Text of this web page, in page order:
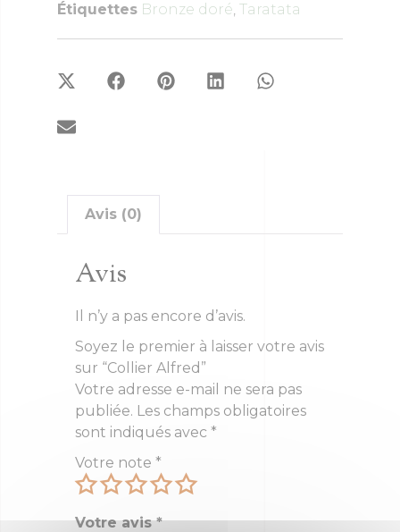
Étiquettes Bronze doré, Taratata
Avis (0)
Avis
Il n’y a pas encore d’avis.
Soyez le premier à laisser votre avis
sur “Collier Alfred”
Votre adresse e-mail ne sera pas
publiée. Les champs obligatoires
sont indiqués avec *
Votre note *
Votre avis*